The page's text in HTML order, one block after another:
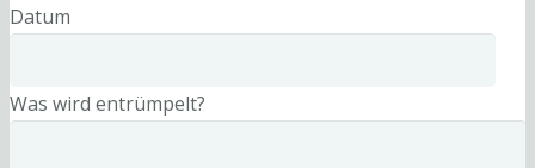
Datum
Was wird entrümpelt?